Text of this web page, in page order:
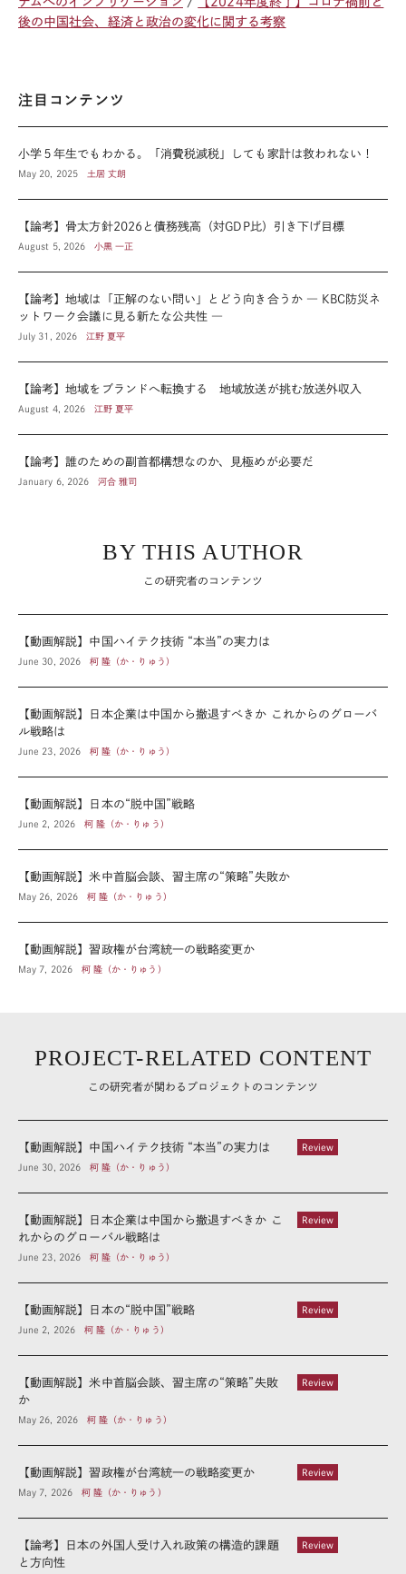
後の中国社会、経済と政治の変化に関する考察
注目コンテンツ
小学５年生でもわかる。「消費税減税」しても家計は救われない！
May 20, 2025 土居 丈朗
【論考】骨太方針2026と債務残高（対GDP比）引き下げ目標
August 5, 2026 小黒 一正
【論考】地域は「正解のない問い」とどう向き合うか ― KBC防災ネ
ットワーク会議に見る新たな公共性 ―
July 31, 2026 江野 夏平
【論考】地域をブランドへ転換する 地域放送が挑む放送外収入
August 4, 2026 江野 夏平
【論考】誰のための副首都構想なのか、見極めが必要だ
January 6, 2026 河合 雅司
BY THIS AUTHOR
この研究者のコンテンツ
【動画解説】中国ハイテク技術 “本当”の実力は
June 30, 2026 柯 隆（か・りゅう）
【動画解説】日本企業は中国から撤退すべきか これからのグローバ
ル戦略は
June 23, 2026 柯 隆（か・りゅう）
【動画解説】日本の“脱中国”戦略
June 2, 2026 柯 隆（か・りゅう）
【動画解説】米中首脳会談、習主席の“策略”失敗か
May 26, 2026 柯 隆（か・りゅう）
【動画解説】習政権が台湾統一の戦略変更か
May 7, 2026 柯 隆（か・りゅう）
PROJECT-RELATED CONTENT
この研究者が関わるプロジェクトのコンテンツ
Review
【動画解説】中国ハイテク技術 “本当”の実力は
June 30, 2026 柯 隆（か・りゅう）
Review
【動画解説】日本企業は中国から撤退すべきか こ
れからのグローバル戦略は
June 23, 2026 柯 隆（か・りゅう）
Review
【動画解説】日本の“脱中国”戦略
June 2, 2026 柯 隆（か・りゅう）
Review
【動画解説】米中首脳会談、習主席の“策略”失敗
か
May 26, 2026 柯 隆（か・りゅう）
Review
【動画解説】習政権が台湾統一の戦略変更か
May 7, 2026 柯 隆（か・りゅう）
Review
【論考】日本の外国人受け入れ政策の構造的課題
と方向性